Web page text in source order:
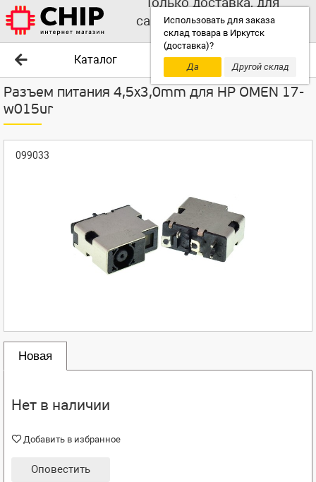
Использовать для заказа
склад товара в Иркутск
(доставка)?
Да
Другой склад
самовывоза выбирайте
другой склад!
Каталог
Разъем питания 4,5x3,0mm для HP OMEN 17-
w015ur
099033
Новая
Нет в наличии
Добавить в избранное
Оповестить